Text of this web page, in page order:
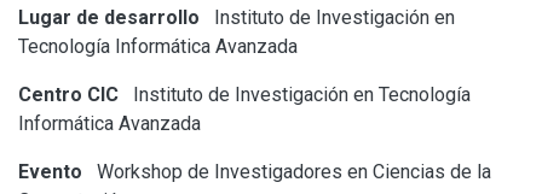
Lugar de desarrollo
Instituto de Investigación en
Tecnología Informática Avanzada
Centro CIC
Instituto de Investigación en Tecnología
Informática Avanzada
Evento
Workshop de Investigadores en Ciencias de la